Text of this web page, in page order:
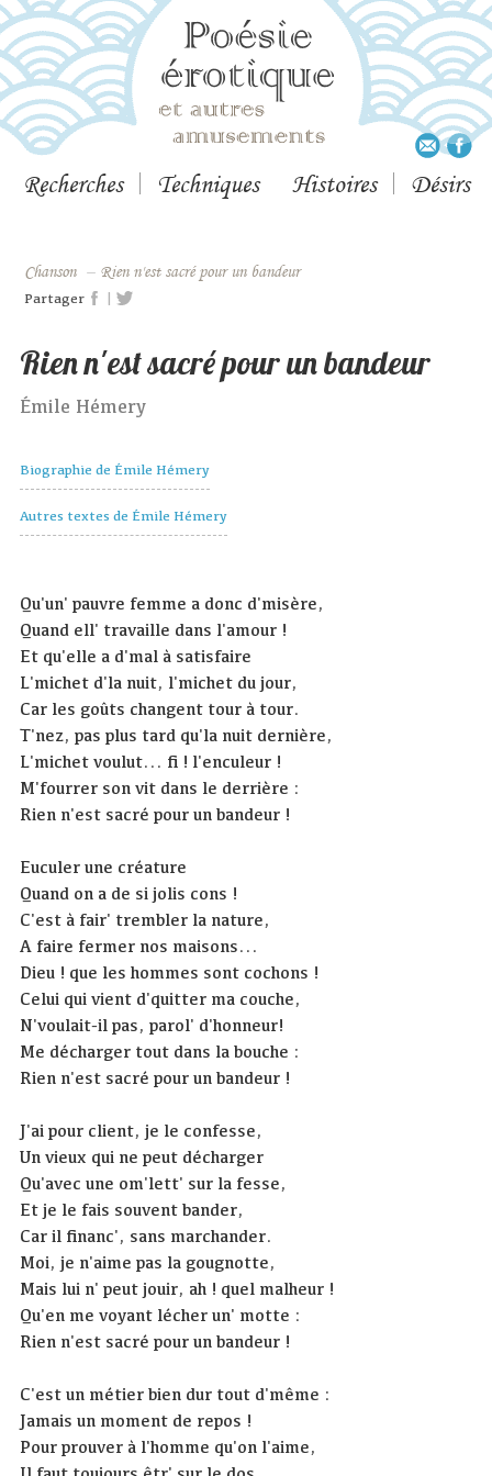
Recherches Techniques Histoires Désirs
Chanson – Rien n'est sacré pour un bandeur
Partager |
Rien n'est sacré pour un bandeur
Émile Hémery
Biographie de Émile Hémery
Autres textes de Émile Hémery
Qu'un' pauvre femme a donc d'misère,
Quand ell' travaille dans l'amour !
Et qu'elle a d'mal à satisfaire
L'michet d'la nuit, l'michet du jour,
Car les goûts changent tour à tour.
T'nez, pas plus tard qu'la nuit dernière,
L'michet voulut... fi ! l'enculeur !
M'fourrer son vit dans le derrière :
Rien n'est sacré pour un bandeur !
Euculer une créature
Quand on a de si jolis cons !
C'est à fair' trembler la nature,
A faire fermer nos maisons...
Dieu ! que les hommes sont cochons !
Celui qui vient d'quitter ma couche,
N'voulait-il pas, parol' d'honneur!
Me décharger tout dans la bouche :
Rien n'est sacré pour un bandeur !
J'ai pour client, je le confesse,
Un vieux qui ne peut décharger
Qu'avec une om'lett' sur la fesse,
Et je le fais souvent bander,
Car il financ', sans marchander.
Moi, je n'aime pas la gougnotte,
Mais lui n' peut jouir, ah ! quel malheur !
Qu'en me voyant lécher un' motte :
Rien n'est sacré pour un bandeur !
C'est un métier bien dur tout d'même :
Jamais un moment de repos !
Pour prouver à l'homme qu'on l'aime,